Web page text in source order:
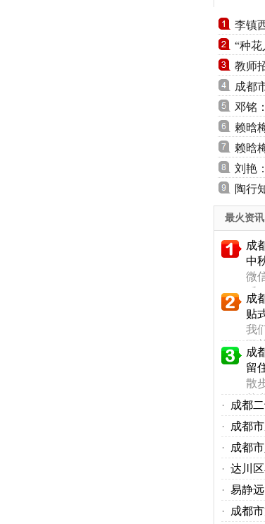
住一盏
李镇
生讲
杀人
“种
边看
教师
碗”
成都
行同
邓铭
学习
赖晗
是吾
赖晗
彰显
刘艳
找到
陶行
被你
最火资讯
成
中
微
乐
教
教
成
贴
我
不
特
...
成
留
散
然
的
...
·
成都
革命忠
献力量
·
成都
英雄不
·
成都
育心灵
· 达川
航民营
· 易静
·
成都